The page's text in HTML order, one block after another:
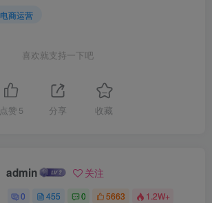
电商运营
喜欢就支持一下吧
点赞 5 分享 收藏
admin 关注
0 455 0 5663 1.2W+